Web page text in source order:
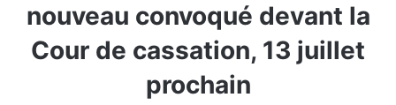
nouveau convoqué devant la
Cour de cassation, 13 juillet
prochain